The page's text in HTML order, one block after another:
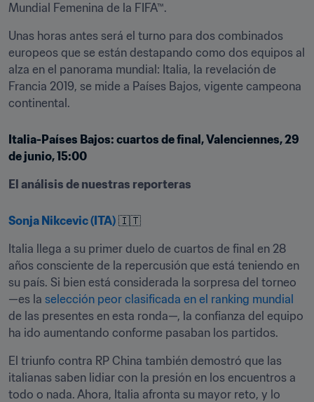
Mundial Femenina de la FIFA™.
Unas horas antes será el turno para dos combinados
europeos que se están destapando como dos equipos al
alza en el panorama mundial: Italia, la revelación de
Francia 2019, se mide a Países Bajos, vigente campeona
continental.
Italia-Países Bajos: cuartos de final, Valenciennes, 29
de junio, 15:00
El análisis de nuestras reporteras
Sonja Nikcevic (ITA) 🇮🇹
Italia llega a su primer duelo de cuartos de final en 28
años consciente de la repercusión que está teniendo en
su país. Si bien está considerada la sorpresa del torneo
—es la selección peor clasificada en el ranking mundial
de las presentes en esta ronda—, la confianza del equipo
ha ido aumentando conforme pasaban los partidos.
El triunfo contra RP China también demostró que las
italianas saben lidiar con la presión en los encuentros a
todo o nada. Ahora, Italia afronta su mayor reto, y lo